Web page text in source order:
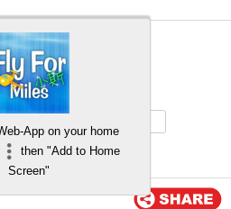
Back to top
App on your home
then "Add to Home
Screen"